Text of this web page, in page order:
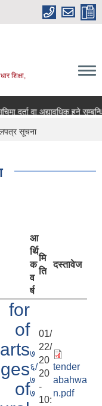
शिक्षा,
दर्ता वा अद्यावधिक हुने सम्बन्धि
सूचना
आ
र्थि
क
व
र्ष
मि
ति
दस्तावेज
for
of
७
६/
७
७
01/
22/
20
20
-
10:
tender
abahwa
n.pdf